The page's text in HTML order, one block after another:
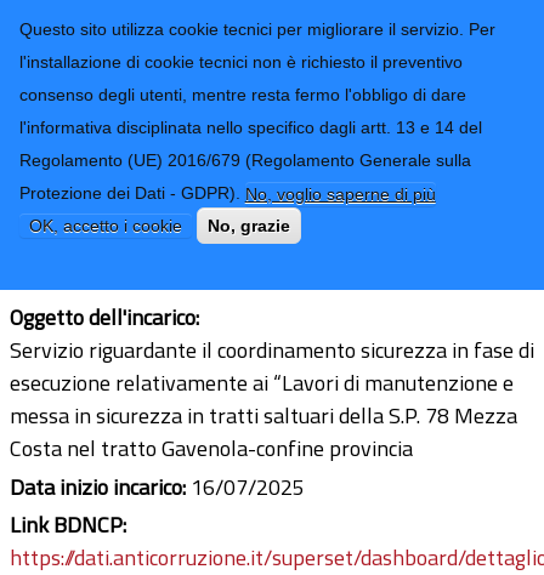
Questo sito utilizza cookie tecnici per migliorare il servizio. Per
l'installazione di cookie tecnici non è richiesto il preventivo
consenso degli utenti, mentre resta fermo l'obbligo di dare
l'informativa disciplinata nello specifico dagli artt. 13 e 14 del
Regolamento (UE) 2016/679 (Regolamento Generale sulla
Protezione dei Dati - GDPR). No, voglio saperne di più
OK, accetto i cookie
No, grazie
Provincia di
Imperia
CONTATTI-URP
TRASPARENZA
Form di ricerca
Geom. Danilo Forte
Ultimo aggiornamento: 06/08/2025 - 10:07
Oggetto dell'incarico:
Servizio riguardante il coordinamento sicurezza in fase di
esecuzione relativamente ai “Lavori di manutenzione e
messa in sicurezza in tratti saltuari della S.P. 78 Mezza
Costa nel tratto Gavenola-confine provincia
Data inizio incarico: 16/07/2025
Link BDNCP:
https://dati.anticorruzione.it/superset/dashboard/